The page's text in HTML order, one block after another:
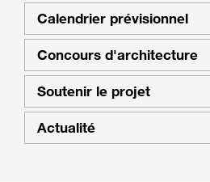
Calendrier prévisionnel
Concours d'architecture
Soutenir le projet
Actualité